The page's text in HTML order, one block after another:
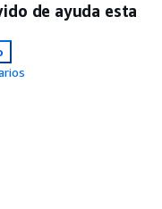
de ayuda esta